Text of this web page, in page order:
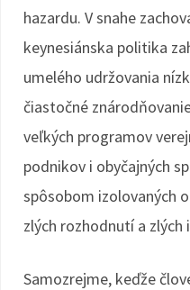
hazardu. V snahe
keynesiánska politika
umelého udržovania
čiastočné
veľkých programov
podnikov i obyčajných
spôsobom izolovaných
zlých rozhodnutí a zlých
Samozrejme, keďže